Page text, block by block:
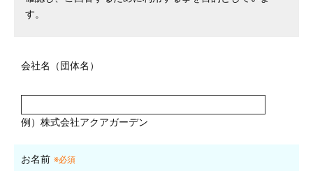
す。
会社名（団体名）
例）株式会社アクアガーデン
お名前 ※必須